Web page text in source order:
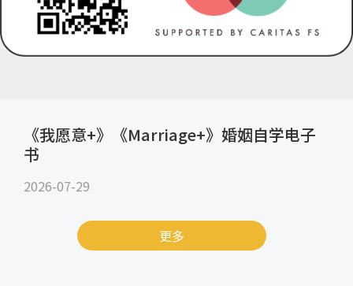
《我愿意+》《Marriage+》婚姻自学电子
书
2026-07-29
更多